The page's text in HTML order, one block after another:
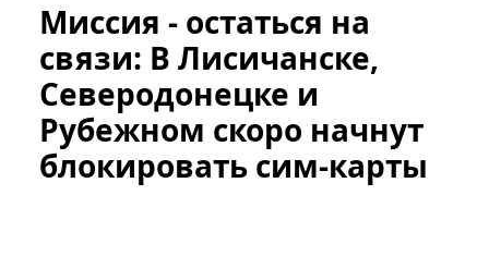
Миссия - остаться на
связи: В Лисичанске,
Северодонецке и
Рубежном скоро начнут
блокировать сим-карты